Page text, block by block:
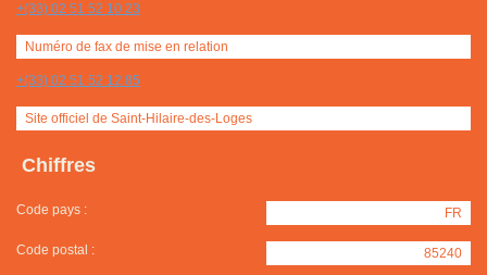
+(33) 02 51 52 10 23
Numéro de fax de mise en relation
+(33) 02 51 52 12 85
Site officiel de Saint-Hilaire-des-Loges
Chiffres
Code pays : FR
Code postal : 85240